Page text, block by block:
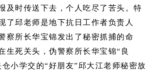
及时传送下去，个人吃尽了苦头。特
了邱老师是地下抗日工作者负责人
察所长华宝锦发出了秘密抓捕的命
生死关头，伪警察所长华宝锦“良
小学交的“好朋友”邱大江老师秘密放